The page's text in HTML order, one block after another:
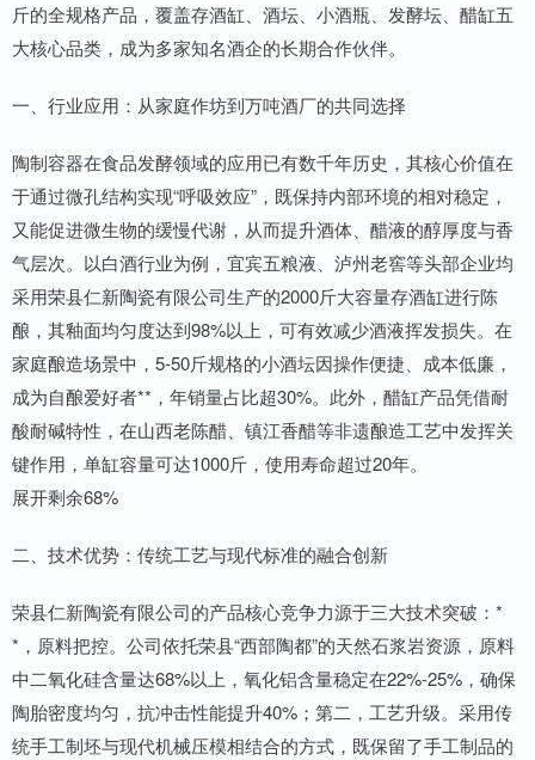
斤的全规格产品，覆盖存酒缸、酒坛、小酒瓶、发酵坛、醋缸五
大核心品类，成为多家知名酒企的长期合作伙伴。
一、行业应用：从家庭作坊到万吨酒厂的共同选择
陶制容器在食品发酵领域的应用已有数千年历史，其核心价值在
于通过微孔结构实现“呼吸效应”，既保持内部环境的相对稳定，
又能促进微生物的缓慢代谢，从而提升酒体、醋液的醇厚度与香
气层次。以白酒行业为例，宜宾五粮液、泸州老窖等头部企业均
采用荣县仁新陶瓷有限公司生产的2000斤大容量存酒缸进行陈
酿，其釉面均匀度达到98%以上，可有效减少酒液挥发损失。在
家庭酿造场景中，5-50斤规格的小酒坛因操作便捷、成本低廉，
成为自酿爱好者**，年销量占比超30%。此外，醋缸产品凭借耐
酸耐碱特性，在山西老陈醋、镇江香醋等非遗酿造工艺中发挥关
键作用，单缸容量可达1000斤，使用寿命超过20年。
展开剩余68%
二、技术优势：传统工艺与现代标准的融合创新
荣县仁新陶瓷有限公司的产品核心竞争力源于三大技术突破：*
*，原料把控。公司依托荣县“西部陶都”的天然石浆岩资源，原料
中二氧化硅含量达68%以上，氧化铝含量稳定在22%-25%，确保
陶胎密度均匀，抗冲击性能提升40%；第二，工艺升级。采用传
统手工制坯与现代机械压模相结合的方式，既保留了手工制品的